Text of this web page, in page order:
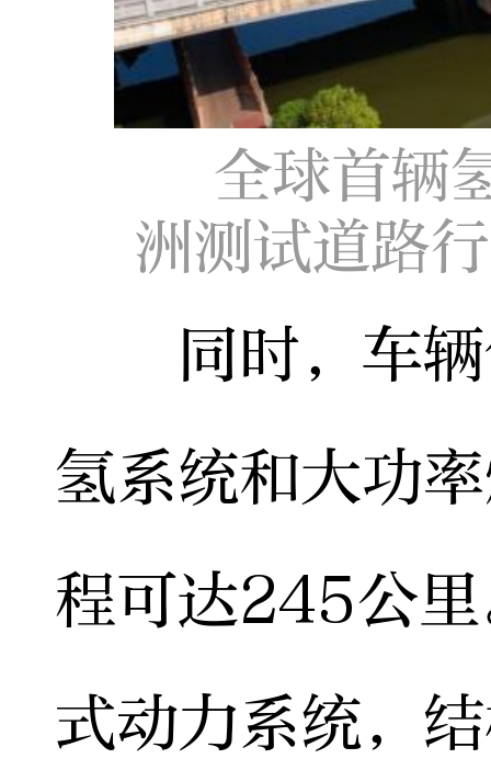
全球首辆
洲测试道路
同时，车辆
氢系统和大功
程可达245公
式动力系统，